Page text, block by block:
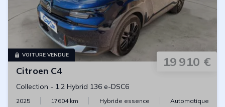
VOITURE VENDUE 19 910 €
Citroen C4
Collection - 1.2 Hybrid 136 e-DSC6
2025 17604km Hybride essence Automatique